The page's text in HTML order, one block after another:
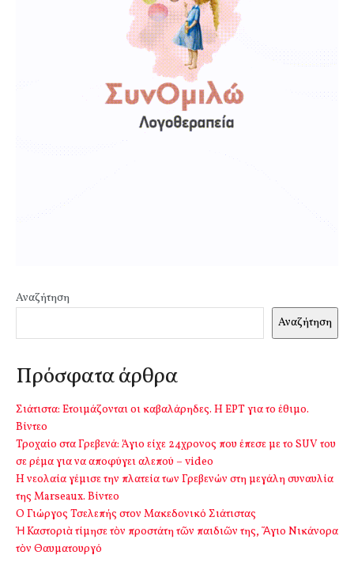
Αναζήτηση
Αναζήτηση
Πρόσφατα άρθρα
Σιάτιστα: Ετοιμάζονται οι καβαλάρηδες. Η ΕΡΤ για το έθιμο.
Βίντεο
Τροχαίο στα Γρεβενά: Άγιο είχε 24χρονος που έπεσε με το SUV του
σε ρέμα για να αποφύγει αλεπού – video
Η νεολαία γέμισε την πλατεία των Γρεβενών στη μεγάλη συναυλία
της Marseaux. Βίντεο
Ο Γιώργος Τσελεπής στον Μακεδονικό Σιάτιστας
Ἡ Καστοριὰ τίμησε τὸν προστάτη τῶν παιδιῶν της, Ἅγιο Νικάνορα
τὸν Θαυματουργό